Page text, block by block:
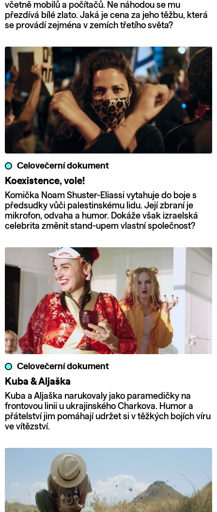
včetně mobilů a počítačů. Ne náhodou se mu
přezdívá bílé zlato. Jaká je cena za jeho těžbu, která
se provádí zejména v zemích třetího světa?
Celovečerní dokument
Koexistence, vole!
Komička Noam Shuster-Eliassi vytahuje do boje s
předsudky vůči palestinskému lidu. Její zbraní je
mikrofon, odvaha a humor. Dokáže však izraelská
celebrita změnit stand-upem vlastní společnost?
Celovečerní dokument
Kuba & Aljaška
Kuba a Aljaška narukovaly jako paramedičky na
frontovou linii u ukrajinského Charkova. Humor a
přátelství jim pomáhají udržet si v těžkých bojích víru
ve vítězství.